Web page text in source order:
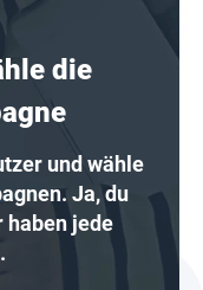
die
und wähle
Ja, du
haben jede